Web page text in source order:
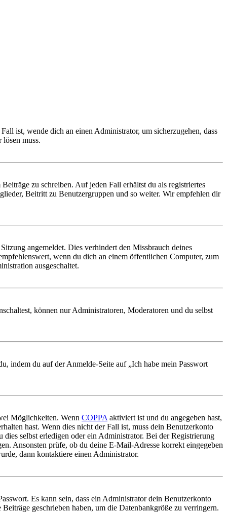
ist, wende dich an einen Administrator, um sicherzugehen, dass
muss.
zu schreiben. Auf jeden Fall erhältst du als registriertes
Beitritt zu Benutzergruppen und so weiter. Wir empfehlen dir
angemeldet. Dies verhindert den Missbrauch deines
wenn du dich an einem öffentlichen Computer, zum
ausgeschaltet.
können nur Administratoren, Moderatoren und du selbst
indem du auf der Anmelde-Seite auf „Ich habe mein Passwort
Möglichkeiten. Wenn COPPA aktiviert ist und du angegeben hast,
hast. Wenn dies nicht der Fall ist, muss dein Benutzerkonto
selbst erledigen oder ein Administrator. Bei der Registrierung
Ansonsten prüfe, ob du deine E-Mail-Adresse korrekt eingegeben
dann kontaktiere einen Administrator.
Es kann sein, dass ein Administrator dein Benutzerkonto
geschrieben haben, um die Datenbankgröße zu verringern.